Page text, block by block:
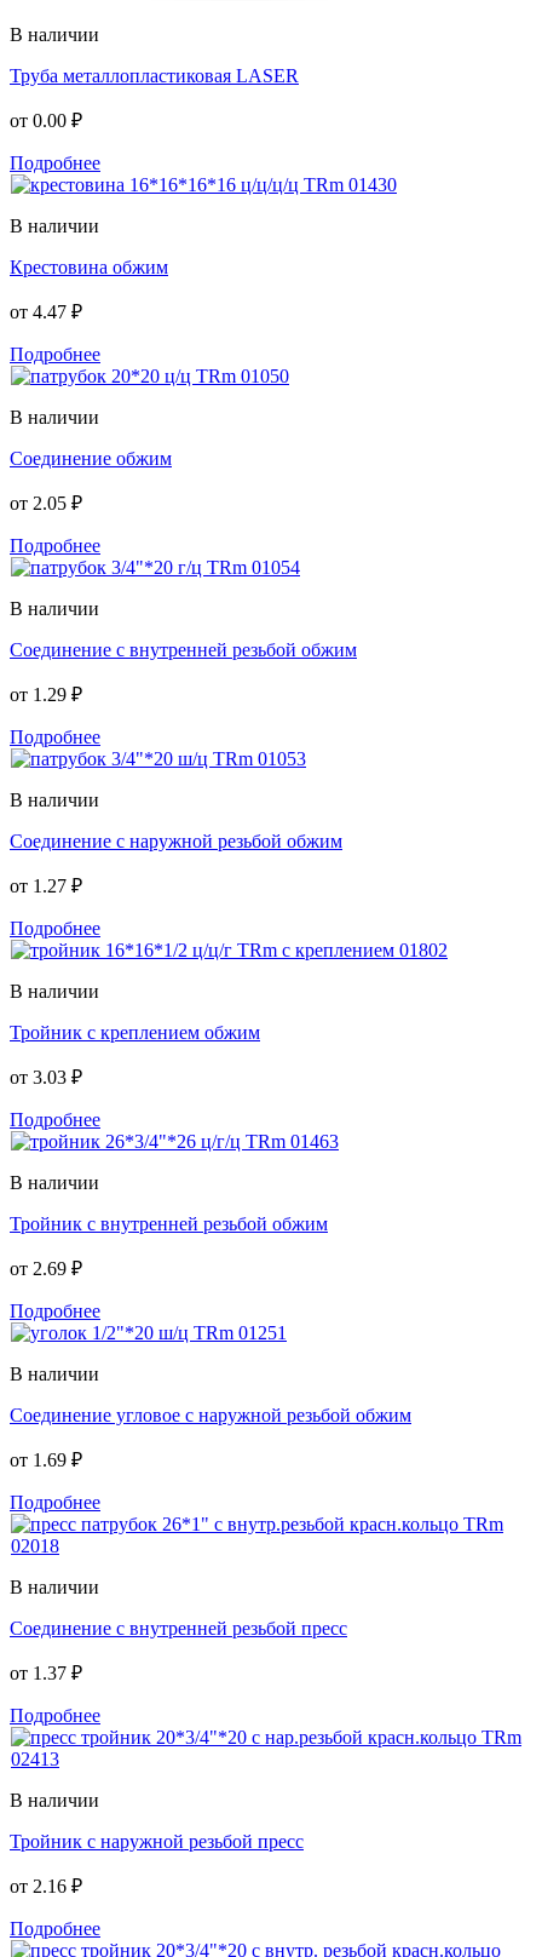
В наличии
Труба металлопластиковая LASER
от 0.00 ₽
Подробнее
В наличии
Крестовина обжим
от 4.47 ₽
Подробнее
В наличии
Соединение обжим
от 2.05 ₽
Подробнее
В наличии
Соединение с внутренней резьбой обжим
от 1.29 ₽
Подробнее
В наличии
Соединение с наружной резьбой обжим
от 1.27 ₽
Подробнее
В наличии
Тройник с креплением обжим
от 3.03 ₽
Подробнее
В наличии
Тройник с внутренней резьбой обжим
от 2.69 ₽
Подробнее
В наличии
Соединение угловое с наружной резьбой обжим
от 1.69 ₽
Подробнее
В наличии
Соединение с внутренней резьбой пресс
от 1.37 ₽
Подробнее
В наличии
Тройник с наружной резьбой пресс
от 2.16 ₽
Подробнее